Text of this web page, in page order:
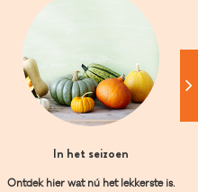
In het seizoen
Ontdek hier wat nú het lekkerste is.